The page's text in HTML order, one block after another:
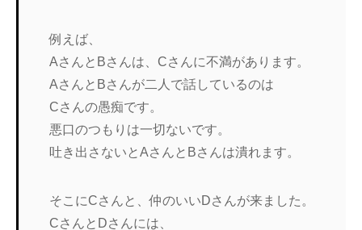
例えば、
AさんとBさんは、Cさんに不満があります。
AさんとBさんが二人で話しているのは
Cさんの愚痴です。
悪口のつもりは一切ないです。
吐き出さないとAさんとBさんは潰れます。
そこにCさんと、仲のいいDさんが来ました。
CさんとDさんには、